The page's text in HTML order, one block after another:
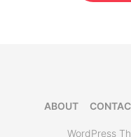
ABOUT
WordPress